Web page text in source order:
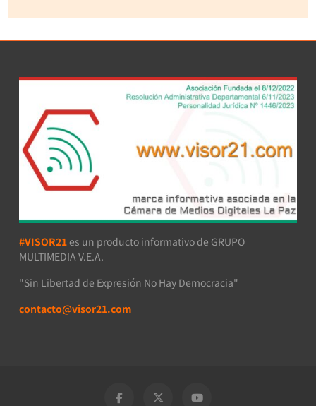
#VISOR21 es un producto informativo de GRUPO
MULTIMEDIA V.E.A.
"Sin Libertad de Expresión No Hay Democracia"
contacto@visor21.com